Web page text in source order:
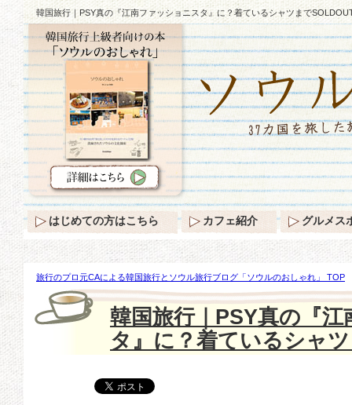
韓国旅行｜PSY真の『江南ファッショニスタ』に？着ているシャツまで
旅行のプロ元CAによる韓国旅行とソウル旅行ブログ「ソウルのおしゃれ」 TOP
に？着ているシャツまでSOLDOUT！！
韓国旅行｜PSY真の『
タ』に？着ているシャ
はじめての方はこちら カフェ紹介 グルメス